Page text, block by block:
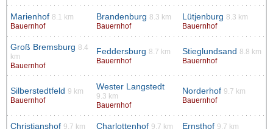
Marienhof 8.1 km
Bauernhof
Brandenburg 8.3 km
Bauernhof
Lütjenburg 8.3 km
Bauernhof
Groß Bremsburg 8.4
km
Bauernhof
Feddersburg 8.7 km
Bauernhof
Stieglundsand 8.8 km
Bauernhof
Silberstedtfeld 9 km
Bauernhof
Wester Langstedt
9.3 km
Bauernhof
Norderhof 9.7 km
Bauernhof
Christianshof 9.7 km
Charlottenhof 9.7 km
Ernsthof 9.7 km